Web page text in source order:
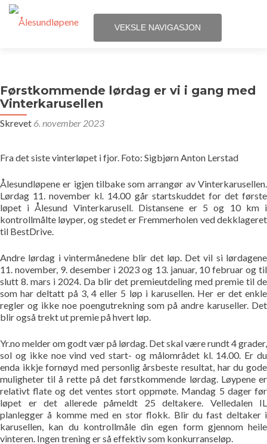
VEKSLE NAVIGASJON
Løpene
Terminliste
Resultater
Statistikk
Bildegalleri
Pekere
Kontakt oss
Om oss
Førstkommende lørdag er vi i gang med
Vinterkarusellen
Skrevet 6. november 2023
Fra det siste vinterløpet i fjor. Foto: Sigbjørn Anton Lerstad
Ålesundløpene er igjen tilbake som arrangør av Vinterkarusellen.
Lørdag 11. november kl. 14.00 går startskuddet for det første
løpet i Ålesund Vinterkarusell. Distansene er 5 og 10 km i
kontrollmålte løyper, og stedet er Fremmerholen ved dekklageret
til BestDrive.
Andre lørdag i vintermånedene blir det løp. Det vil si lørdagene
11. november, 9. desember i 2023 og 13. januar, 10 februar og til
slutt 8. mars i 2024. Da blir det premieutdeling med premie til de
som har deltatt på 3, 4 eller 5 løp i karusellen. Her er det enkle
regler og ikke noe poengutrekning som på andre karuseller. Det
blir også trekt ut premie på hvert løp.
Yr.no melder om godt vær på lørdag. Det skal være rundt 4 grader,
sol og ikke noe vind ved start- og målområdet kl. 14.00. Er du
enda ikkje fornøyd med personlig årsbeste resultat, har du gode
muligheter til å rette på det førstkommende lørdag. Løypene er
relativt flate og det ventes stort oppmøte. Mandag 5 dager før
løpet er det allerede påmeldt 25 deltakere. Velledalen IL
planlegger å komme med en stor flokk. Blir du fast deltaker i
karusellen, kan du kontrollmåle din egen form gjennom heile
vinteren. Ingen trening er så effektiv som konkurranseløp.